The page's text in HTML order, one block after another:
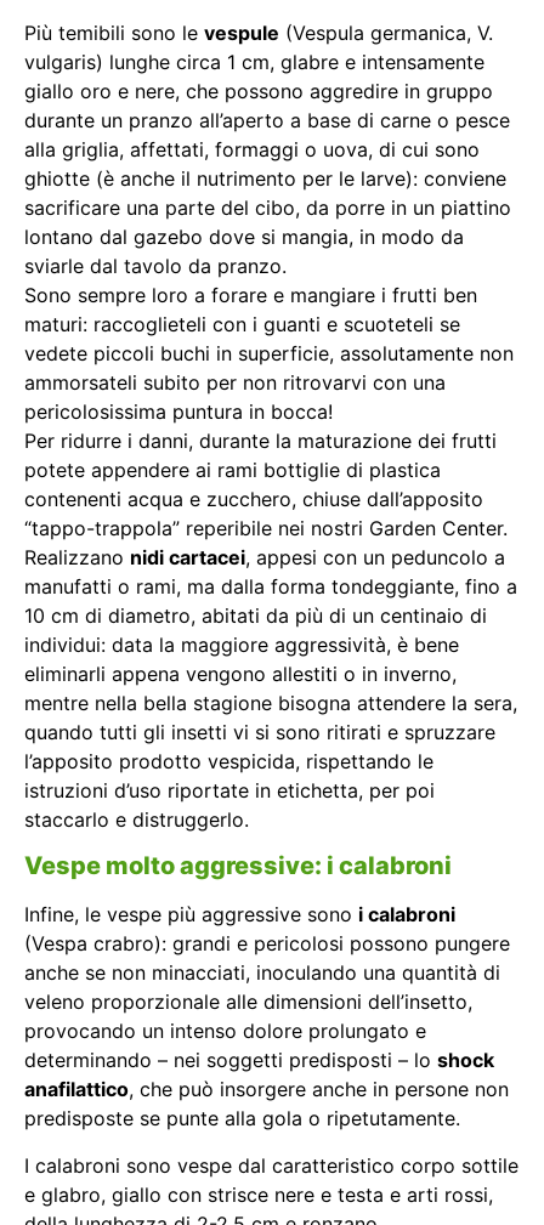
Più temibili sono le vespule (Vespula germanica, V.
vulgaris) lunghe circa 1 cm, glabre e intensamente
giallo oro e nere, che possono aggredire in gruppo
durante un pranzo all’aperto a base di carne o pesce
alla griglia, affettati, formaggi o uova, di cui sono
ghiotte (è anche il nutrimento per le larve): conviene
sacrificare una parte del cibo, da porre in un piattino
lontano dal gazebo dove si mangia, in modo da
sviarle dal tavolo da pranzo.
Sono sempre loro a forare e mangiare i frutti ben
maturi: raccoglieteli con i guanti e scuoteteli se
vedete piccoli buchi in superficie, assolutamente non
ammorsateli subito per non ritrovarvi con una
pericolosissima puntura in bocca!
Per ridurre i danni, durante la maturazione dei frutti
potete appendere ai rami bottiglie di plastica
contenenti acqua e zucchero, chiuse dall’apposito
“tappo-trappola” reperibile nei nostri Garden Center.
Realizzano nidi cartacei, appesi con un peduncolo a
manufatti o rami, ma dalla forma tondeggiante, fino a
10 cm di diametro, abitati da più di un centinaio di
individui: data la maggiore aggressività, è bene
eliminarli appena vengono allestiti o in inverno,
mentre nella bella stagione bisogna attendere la sera,
quando tutti gli insetti vi si sono ritirati e spruzzare
l’apposito prodotto vespicida, rispettando le
istruzioni d’uso riportate in etichetta, per poi
staccarlo e distruggerlo.
Vespe molto aggressive: i calabroni
Infine, le vespe più aggressive sono i calabroni
(Vespa crabro): grandi e pericolosi possono pungere
anche se non minacciati, inoculando una quantità di
veleno proporzionale alle dimensioni dell’insetto,
provocando un intenso dolore prolungato e
determinando – nei soggetti predisposti – lo shock
anafilattico, che può insorgere anche in persone non
predisposte se punte alla gola o ripetutamente.
I calabroni sono vespe dal caratteristico corpo sottile
e glabro, giallo con strisce nere e testa e arti rossi,